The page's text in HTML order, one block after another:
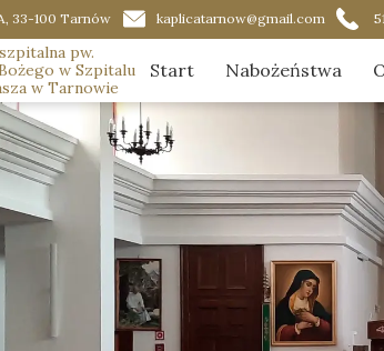
kaplicatarnow@gmail.com
33-100 Tarnów
pw.
w Szpitalu
w Tarnowie
Start Nabożeństwa
Adoracja
Grafik czytania